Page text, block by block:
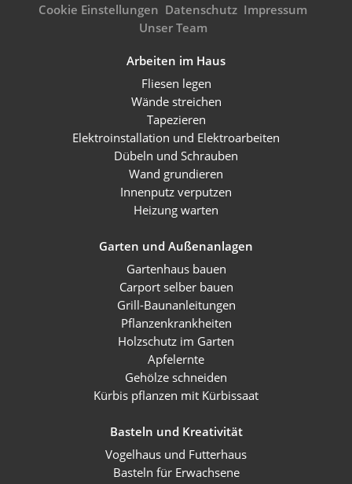
Cookie Einstellungen Datenschutz Impressum
Unser Team
Arbeiten im Haus
Fliesen legen
Wände streichen
Tapezieren
Elektroinstallation und Elektroarbeiten
Dübeln und Schrauben
Wand grundieren
Innenputz verputzen
Heizung warten
Garten und Außenanlagen
Gartenhaus bauen
Carport selber bauen
Grill-Baunanleitungen
Pflanzenkrankheiten
Holzschutz im Garten
Apfelernte
Gehölze schneiden
Kürbis pflanzen mit Kürbissaat
Basteln und Kreativität
Vogelhaus und Futterhaus
Basteln für Erwachsene